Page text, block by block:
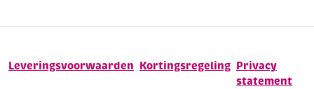
Leveringsvoorwaarden Kortingsregeling Privacy
statement